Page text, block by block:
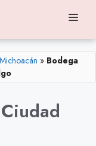
» Bodega